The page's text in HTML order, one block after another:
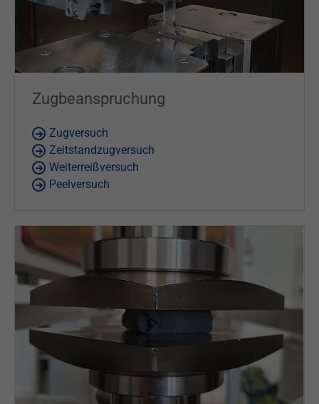
Zugbeanspruchung
Zugversuch
Zeitstandzugversuch
Weiterreißversuch
Peelversuch